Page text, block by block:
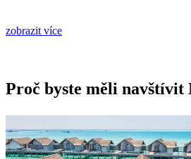
zobrazit více
Proč byste měli navštívit